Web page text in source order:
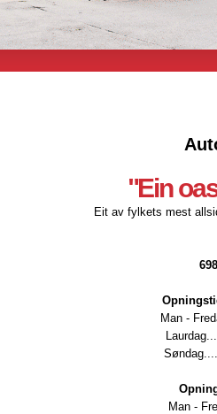
"Ein
Eit av fylkets mest
Man -
Man -